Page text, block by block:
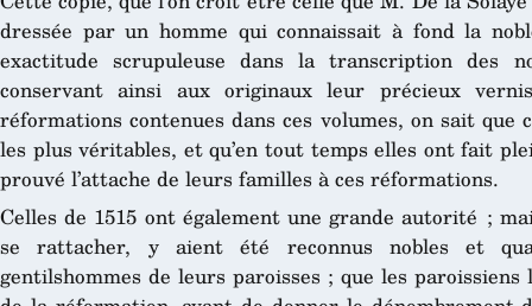
dressée par un homme qui connaissait à fond la
exactitude scrupuleuse dans la transcription des
conservant ainsi aux originaux leur précieux
réformations contenues dans ces volumes, on sait que
les plus véritables, et qu’en tout temps elles ont fait
prouvé l’attache de leurs familles à ces réformations.
Celles de 1515 ont également une grande autorité ;
se rattacher, y aient été reconnus nobles et
gentilshommes de leurs paroisses ; que les